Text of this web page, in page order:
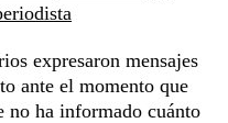
expresaron mensajes
ante el momento que
no ha informado cuánto